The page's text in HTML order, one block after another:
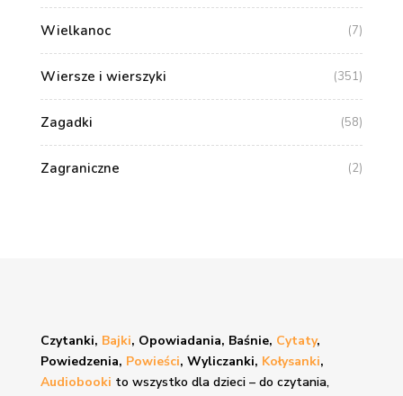
Wielkanoc (7)
Wiersze i wierszyki (351)
Zagadki (58)
Zagraniczne (2)
Czytanki, Bajki, Opowiadania, Baśnie, Cytaty,
Powiedzenia, Powieści, Wyliczanki, Kołysanki,
Audiobooki to wszystko dla dzieci – do czytania,